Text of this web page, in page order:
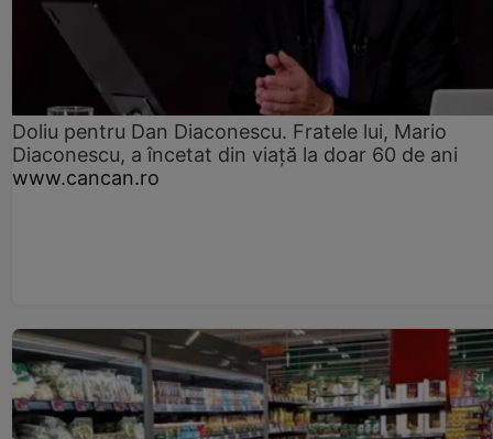
Doliu pentru Dan Diaconescu. Fratele lui, Mario
Diaconescu, a încetat din viață la doar 60 de ani
www.cancan.ro